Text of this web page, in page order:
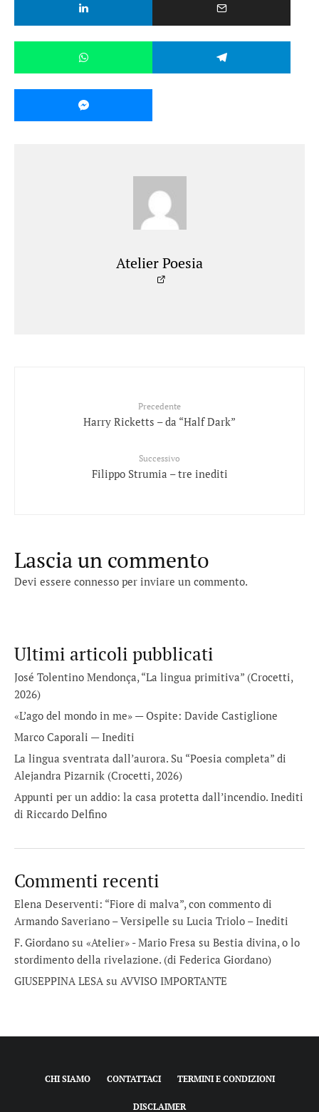
Atelier Poesia
Precedente
Harry Ricketts – da “Half Dark”
Successivo
Filippo Strumia – tre inediti
Lascia un commento
Devi essere connesso per inviare un commento.
Ultimi articoli pubblicati
José Tolentino Mendonça, “La lingua primitiva” (Crocetti,
2026)
«L’ago del mondo in me» — Ospite: Davide Castiglione
Marco Caporali — Inediti
La lingua sventrata dall’aurora. Su “Poesia completa” di
Alejandra Pizarnik (Crocetti, 2026)
Appunti per un addio: la casa protetta dall’incendio. Inediti
di Riccardo Delfino
Commenti recenti
Elena Deserventi: “Fiore di malva”, con commento di
Armando Saveriano – Versipelle su Lucia Triolo – Inediti
F. Giordano su «Atelier» - Mario Fresa su Bestia divina, o lo
stordimento della rivelazione. (di Federica Giordano)
GIUSEPPINA LESAsu AVVISO IMPORTANTE
CHI SIAMO CONTATTACI TERMINI E CONDIZIONI
DISCLAIMER